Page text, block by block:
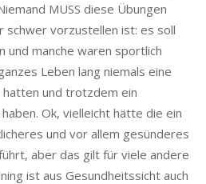
MUSS diese Übungen
schwer vorzustellen ist: es soll
und manche waren sportlich
Leben lang niemals eine
und trotzdem ein
Ok, vielleicht hätte die ein
und vor allem gesünderes
aber das gilt für viele andere
ist aus Gesundheitssicht auch